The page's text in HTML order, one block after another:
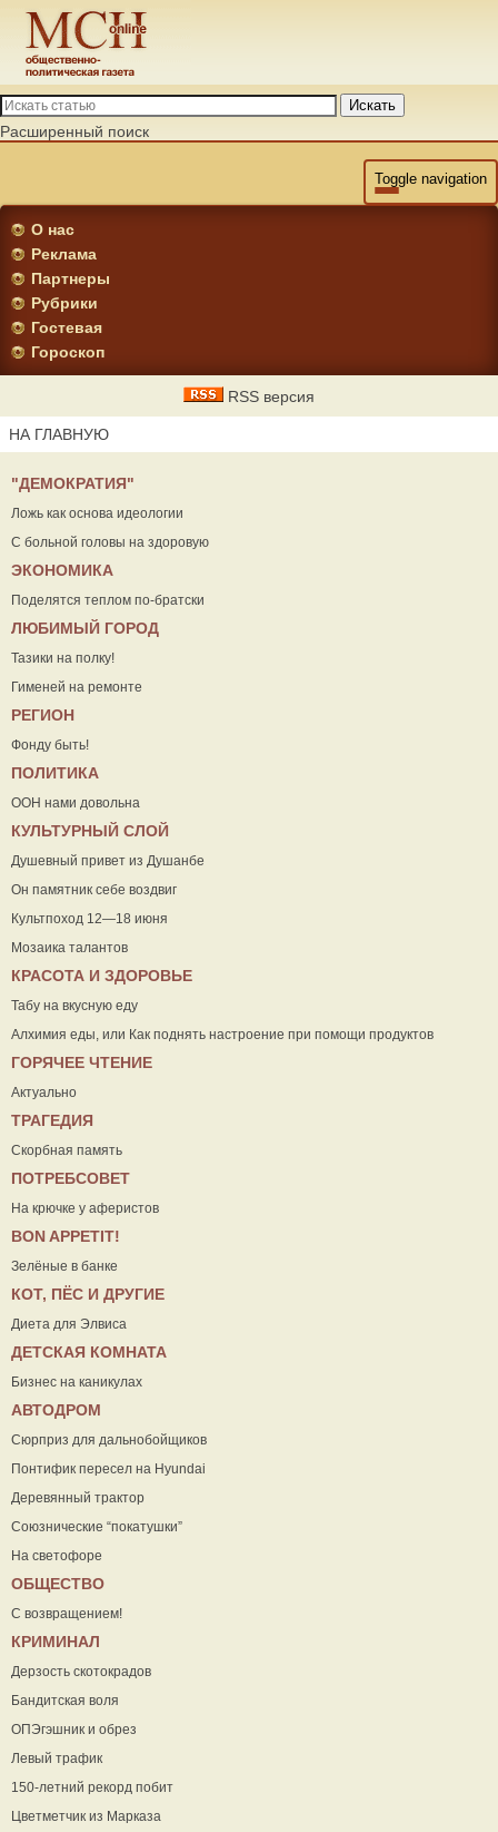
Искать
Расширенный поиск
Toggle navigation
О нас
Реклама
Партнеры
Рубрики
Гостевая
Гороскоп
RSS версия
НА ГЛАВНУЮ
"ДЕМОКРАТИЯ"
Ложь как основа идеологии
С больной головы на здоровую
ЭКОНОМИКА
Поделятся теплом по-братски
ЛЮБИМЫЙ ГОРОД
Тазики на полку!
Гименей на ремонте
РЕГИОН
Фонду быть!
ПОЛИТИКА
ООН нами довольна
КУЛЬТУРНЫЙ СЛОЙ
Душевный привет из Душанбе
Он памятник себе воздвиг
Культпоход 12—18 июня
Мозаика талантов
КРАСОТА И ЗДОРОВЬЕ
Табу на вкусную еду
Алхимия еды, или Как поднять настроение при помощи продуктов
ГОРЯЧЕЕ ЧТЕНИЕ
Актуально
ТРАГЕДИЯ
Скорбная память
ПОТРЕБСОВЕТ
На крючке у аферистов
ВON APPETIT!
Зелёные в банке
КОТ, ПЁС И ДРУГИЕ
Диета для Элвиса
ДЕТСКАЯ КОМНАТА
Бизнес на каникулах
АВТОДРОМ
Сюрприз для дальнобойщиков
Понтифик пересел на Hyundai
Деревянный трактор
Союзнические “покатушки”
На светофоре
ОБЩЕСТВО
С возвращением!
КРИМИНАЛ
Дерзость скотокрадов
Бандитская воля
ОПЭгэшник и обрез
Левый трафик
150-летний рекорд побит
Цветметчик из Марказа